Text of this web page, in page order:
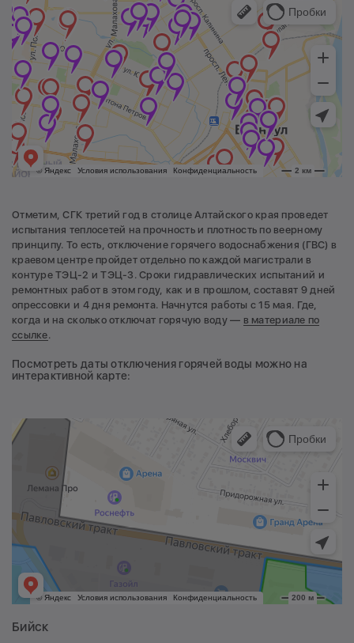
Отметим, СГК третий год в столице Алтайского края проведет
испытания теплосетей на прочность и плотность по веерному
принципу. То есть, отключение горячего водоснабжения (ГВС) в
краевом центре пройдет отдельно по каждой магистрали в
контуре ТЭЦ-2 и ТЭЦ-3. Сроки гидравлических испытаний и
ремонтных работ в этом году, как и в прошлом, составят 9 дней
опрессовки и 4 дня ремонта. Начнутся работы с 15 мая. Где,
когда и на сколько отключат горячую воду — в материале по
ссылке.
Посмотреть даты отключения горячей воды можно на
интерактивной карте:
Бийск